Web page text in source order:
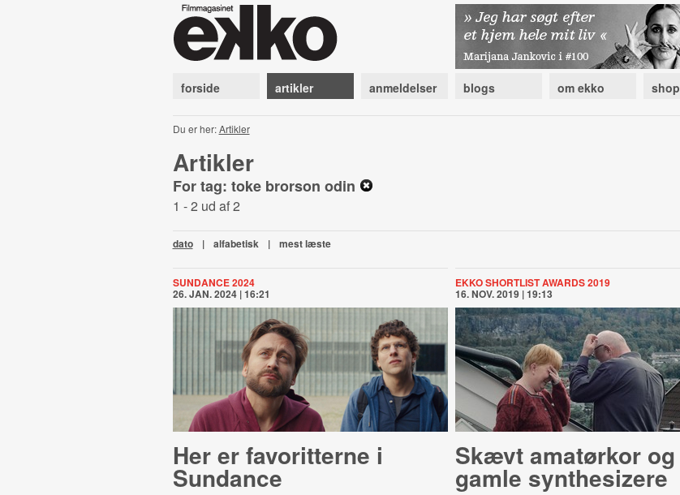
forside artikler anmeldelser blogs om ekko shop
Du er her:Artikler
Artikler
For tag: toke brorson odin
1 - 2 ud af 2
dato | alfabetisk | mest læste
SUNDANCE 2024
26. JAN. 2024 | 16:21
Her er favoritterne i
Sundance
EKKO SHORTLIST AWARDS 2019
16. NOV. 2019 | 19:13
Skævt amatørkor og
gamle synthesizere